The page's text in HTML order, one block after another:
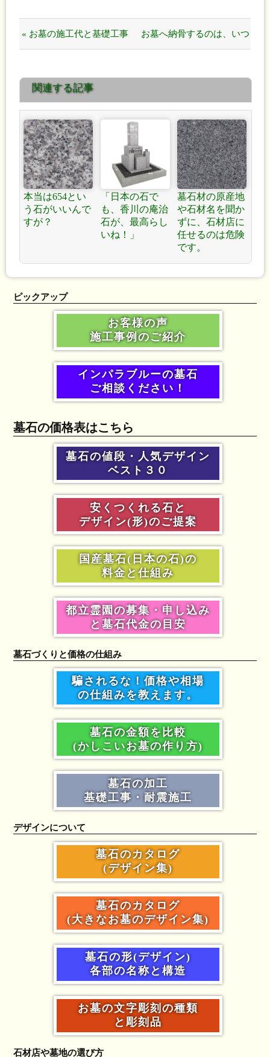
« お墓の施工代と基礎工事 お墓へ納骨するのは、いつ
関連する記事
本当は654とい
う石がいいんで
すが？
「日本の石で
も、香川の庵治
石が、最高らし
いね！」
墓石材の原産地
や石材名を聞か
ずに、石材店に
任せるのは危険
です。
ピックアップ
お客様の声
施工事例のご紹介
インパラブルーの墓石
ご相談ください！
墓石の価格表はこちら
墓石の値段・人気デザイン
ベスト３０
安くつくれる石と
デザイン(形)のご提案
国産墓石(日本の石)の
料金と仕組み
都立霊園の募集・申し込み
と墓石代金の目安
墓石づくりと価格の仕組み
騙されるな！価格や相場
の仕組みを教えます。
墓石の金額を比較
(かしこいお墓の作り方)
墓石の加工
基礎工事・耐震施工
デザインについて
墓石のカタログ
(デザイン集)
墓石のカタログ
(大きなお墓のデザイン集)
墓石の形(デザイン)
各部の名称と構造
お墓の文字彫刻の種類
と彫刻品
石材店や墓地の選び方